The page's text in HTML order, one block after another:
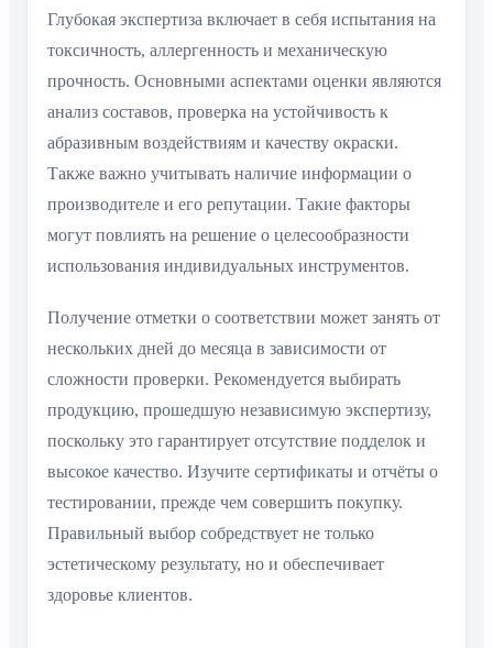
Глубокая экспертиза включает в себя испытания на
токсичность, аллергенность и механическую
прочность. Основными аспектами оценки являются
анализ составов, проверка на устойчивость к
абразивным воздействиям и качеству окраски.
Также важно учитывать наличие информации о
производителе и его репутации. Такие факторы
могут повлиять на решение о целесообразности
использования индивидуальных инструментов.
Получение отметки о соответствии может занять от
нескольких дней до месяца в зависимости от
сложности проверки. Рекомендуется выбирать
продукцию, прошедшую независимую экспертизу,
поскольку это гарантирует отсутствие подделок и
высокое качество. Изучите сертификаты и отчёты о
тестировании, прежде чем совершить покупку.
Правильный выбор собредствует не только
эстетическому результату, но и обеспечивает
здоровье клиентов.